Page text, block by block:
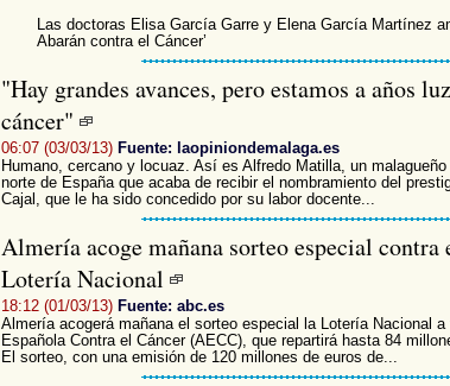
Las doctoras Elisa García Garre y Elena García Martínez
Abarán contra el Cáncer’
"Hay grandes avances, pero estamos a años
cáncer"
06:07 (03/03/13) Fuente: laopiniondemalaga.es
Humano, cercano y locuaz. Así es Alfredo Matilla, un malagueño
norte de España que acaba de recibir el nombramiento del
Cajal, que le ha sido concedido por su labor docente...
Almería acoge mañana sorteo especial contra
Lotería Nacional
18:12 (01/03/13) Fuente: abc.es
Almería acogerá mañana el sorteo especial la Lotería Nacional
Española Contra el Cáncer (AECC), que repartirá hasta 84
El sorteo, con una emisión de 120 millones de euros de...